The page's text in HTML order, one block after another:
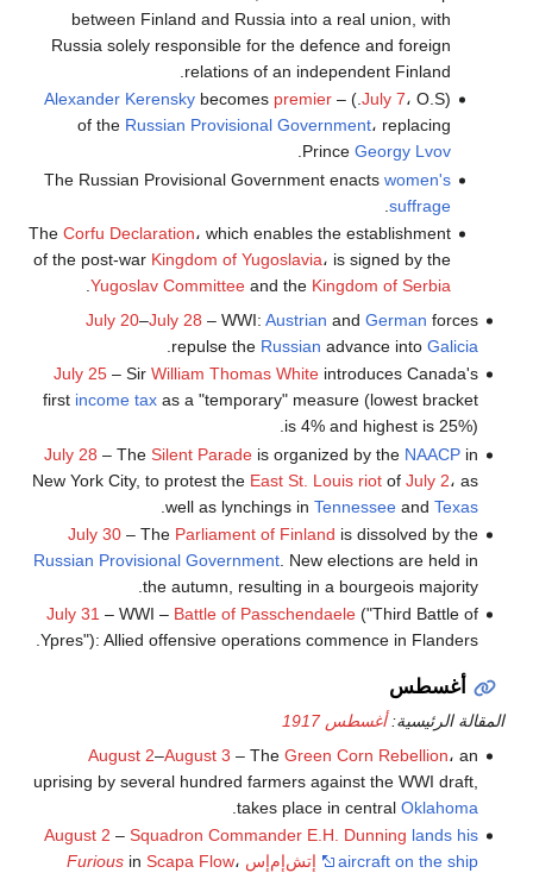
between Finland and Russia into a real union, with
Russia solely responsible for the defence and foreign
relations of an independent Finland.
(
July 7، O.S.) – Alexander Kerensky becomes premier
of the Russian Provisional Government، replacing
PrinceGeorgy Lvov
The Russian Provisional Government enactswomen's
suffrage
.
TheCorfu Declaration، which enables the establishment
of the post-war Kingdom of Yugoslavia، is signed by the
Yugoslav Committee and the Kingdom of Serbia
.
July 20–July 28 – WWI: Austrian and German forces
repulse the Russian advance into Galicia
July 25– Sir William Thomas Whiteintroduces Canada's
first income taxas a "temporary" measure (lowest bracket
is 4% and highest is 25%).
July 28 – The Silent Paradeis organized by the NAACPin
New York City, to protest the East St. Louis riotof July 2، as
well as lynchings in Tennesseeand Texas
July 30– The Parliament of Finland is dissolved by the
Russian Provisional Government. New elections are held in
the autumn, resulting in a bourgeois majority.
July 31 – WWI – Battle of Passchendaele("Third Battle of
Ypres"): Allied offensive operations commence in Flanders.
أغسطس
المقالة الرئيسية:أغسطس 1917
August 2–August 3 – The Green Corn Rebellion، an
uprising by several hundred farmers against the WWI draft,
takes place in central Oklahoma
August 2 – Squadron Commander E.H. Dunning lands his
aircraft on the ship
إتش‌إم‌إس Furiousin Scapa Flow،